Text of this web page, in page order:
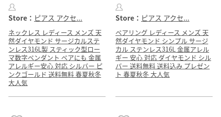
Store： ピアス アクセ...
ネックレス レディース メンズ 天
然ダイヤモンド サージカルステ
ンレス316L製 スティック型ロー
マ数字ペンダント ペアにも 金属
アレルギー安心 対応 シルバー ピ
ンクゴールド 送料無料 春夏秋冬
大人気
Store： ピアス アクセ...
ペアリング レディース メンズ 天
然ダイヤモンド シンプル サージ
カル ステンレス316L 金属アレル
ギー 安心 対応 ダイヤモンド シル
バー 送料無料 送料込み プレゼン
ト 春夏秋冬 大人気